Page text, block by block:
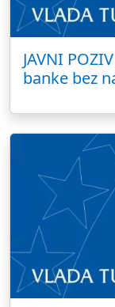
JAVNI
banke bez